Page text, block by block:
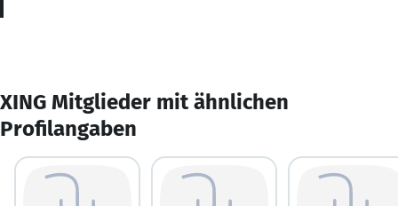
XING Mitglieder mit ähnlichen
Profilangaben